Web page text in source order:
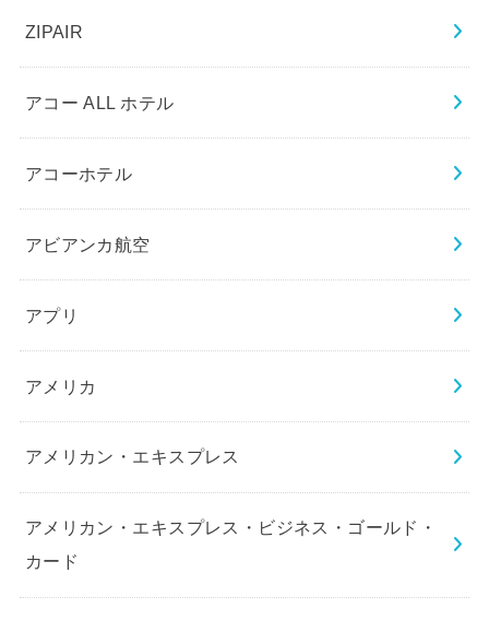
ZIPAIR
アコー ALL ホテル
アコーホテル
アビアンカ航空
アプリ
アメリカ
アメリカン・エキスプレス
アメリカン・エキスプレス・ビジネス・ゴールド・
カード